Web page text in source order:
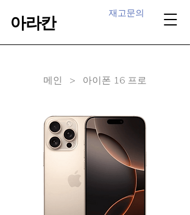
아라칸 재고문의
​메인 > 아이폰 16 프로